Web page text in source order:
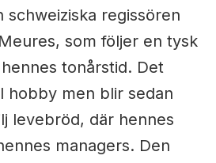
schweiziska regissören
som följer en tysk
tonårstid. Det
hobby men blir sedan
levebröd, där hennes
managers. Den